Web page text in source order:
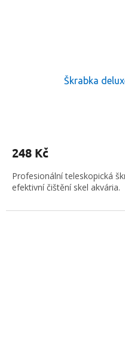
Škrabka
248 Kč
Profesionální teleskopická
efektivní čištění skel akvária.